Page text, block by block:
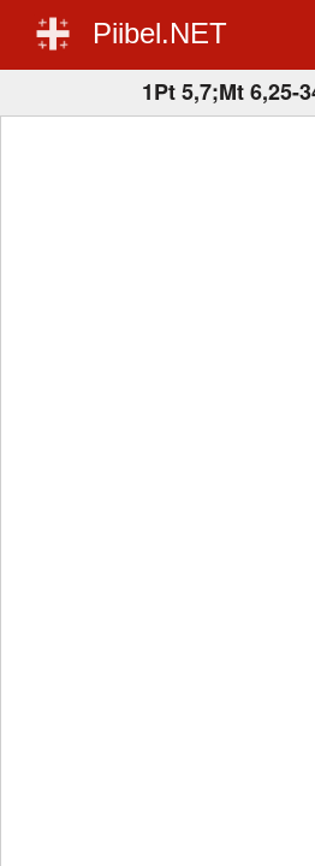
Piibel.NET
1Pt 5,7;Mt 6,25-